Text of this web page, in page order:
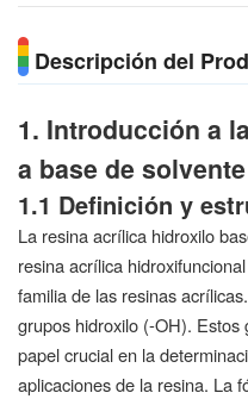
Descripción del
1. Introducción a
a base de solvente
1.1 Definición y
La resina acrílica hidroxilo
resina acrílica
familia de las resinas
grupos hidroxilo (-OH).
papel crucial en la
aplicaciones de la resina. La